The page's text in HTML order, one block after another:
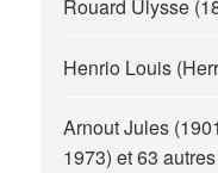
Rouard Ulysse
Henrio Louis
Arnout Jules
1973) et 63